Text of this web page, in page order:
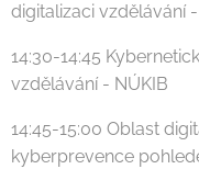
digitalizaci vzdělávání
14:30-14:45
vzdělávání - NÚKIB
14:45-15:00 Oblast
kyberprevence